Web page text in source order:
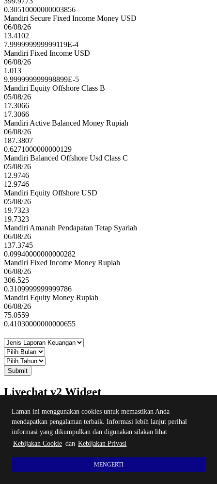
Laman ini menggunakan cookies untuk memastikan Anda
mendapatkan pengalaman terbaik. Informasi lebih lanjut perihal
informasi yang dikumpulkan dan digunakan silakan lihat
Kebijakan Cookie dan Kebijakan Privasi
MENGERTI
0.30510000000003856
Mandiri Secure Fixed Income Money USD
06/08/26
13.4102
7.999999999999119E-4
Mandiri Fixed Income USD
06/08/26
1.013
9.999999999998899E-5
Mandiri Equity Offshore Class B
05/08/26
17.3066
17.3066
Mandiri Active Balanced Money Rupiah
06/08/26
187.3807
0.6271000000000129
Mandiri Balanced Offshore Usd Class C
05/08/26
12.9746
12.9746
Mandiri Equity Offshore USD
05/08/26
19.7323
19.7323
Mandiri Amanah Pendapatan Tetap Syariah
06/08/26
137.3745
0.09940000000000282
Mandiri Fixed Income Money Rupiah
06/08/26
306.525
0.3109999999999786
Mandiri Equity Money Rupiah
06/08/26
75.0559
0.41030000000000655
Submit
Livechat v2 Widget
Produk Kami
Akses Cepat
AXA Mandiri